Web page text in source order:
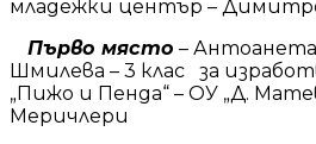
младежки център –
Първо място –
Шмилева – 3 клас за
„Пижо и Пенда“ – ОУ „Д.
Меричлери